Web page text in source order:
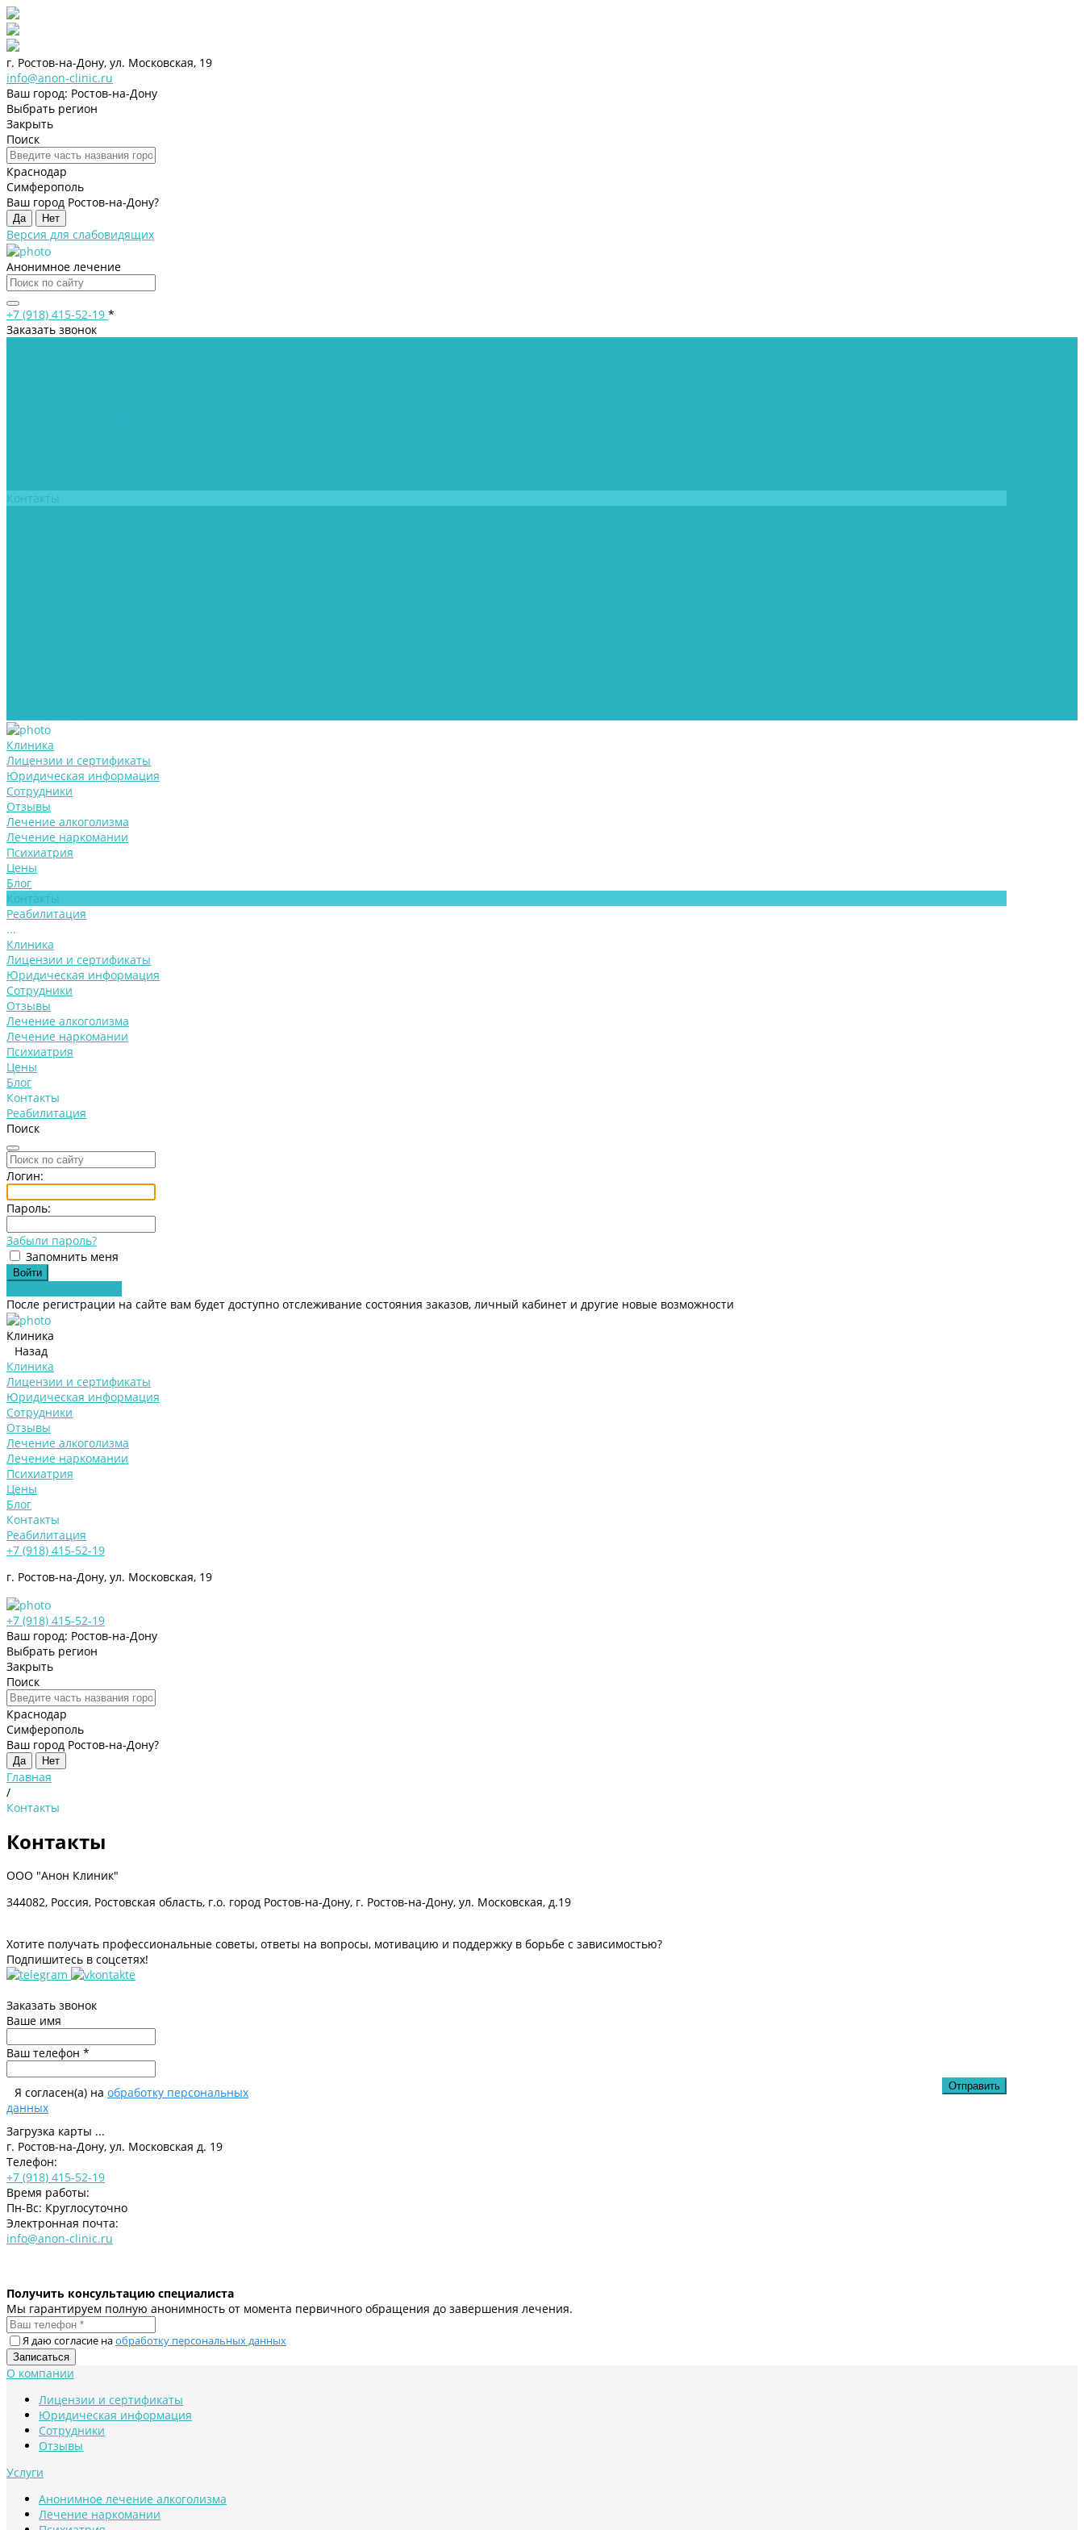
г. Ростов-на-Дону, ул. Московская, 19
info@anon-clinic.ru
Ваш город: Ростов-на-Дону
Выбрать регион
Закрыть
Поиск
Краснодар
Симферополь
Ваш город Ростов-на-Дону?
Да Нет
Версия для слабовидящих
Анонимное лечение
+7 (918) 415-52-19 *
Заказать звонок
Контакты
Клиника
Лицензии и сертификаты
Юридическая информация
Сотрудники
Отзывы
Лечение алкоголизма
Лечение наркомании
Психиатрия
Цены
Блог
Контакты
Реабилитация
...
Клиника
Лицензии и сертификаты
Юридическая информация
Сотрудники
Отзывы
Лечение алкоголизма
Лечение наркомании
Психиатрия
Цены
Блог
Контакты
Реабилитация
Поиск
Логин:
Пароль:
Забыли пароль?
Запомнить меня
После регистрации на сайте вам будет доступно отслеживание состояния заказов, личный кабинет и другие новые возможности
Клиника
Назад
Клиника
Лицензии и сертификаты
Юридическая информация
Сотрудники
Отзывы
Лечение алкоголизма
Лечение наркомании
Психиатрия
Цены
Блог
Контакты
Реабилитация
+7 (918) 415-52-19
г. Ростов-на-Дону, ул. Московская, 19
+7 (918) 415-52-19
Ваш город: Ростов-на-Дону
Выбрать регион
Закрыть
Поиск
Краснодар
Симферополь
Ваш город Ростов-на-Дону?
Да Нет
Главная
/
Контакты
Контакты
ООО "Анон Клиник"
344082, Россия, Ростовская область, г.о. город Ростов-на-Дону, г. Ростов-на-Дону, ул. Московская, д.19
Хотите получать профессиональные советы, ответы на вопросы, мотивацию и поддержку в борьбе с зависимостью?
Подпишитесь в соцсетях!
Заказать звонок
Ваше имя
Ваш телефон *
Я согласен(а) на обработку персональных
данных
Загрузка карты ...
г. Ростов-на-Дону, ул. Московская д. 19
Телефон:
+7 (918) 415-52-19
Время работы:
Пн-Вс: Круглосуточно
Электронная почта:
info@anon-clinic.ru
Получить консультацию специалиста
Мы гарантируем полную анонимность от момента первичного обращения до завершения лечения.
Я даю согласие наобработку персональных данных
О компании
Лицензии и сертификаты
Юридическая информация
Сотрудники
Отзывы
Услуги
Анонимное лечение алкоголизма
Лечение наркомании